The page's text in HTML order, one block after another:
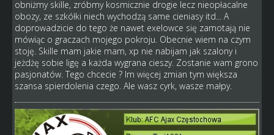
obniżmy skille, zróbmy kosmicznie drogie lecz nieopłacalne
obozy, ze szkółki niech wychodzą same cieniasy itd... A
doprowadzicie do tego że nawet exelowce się zamotają nie
mówiąc o graczach mojego pokroju. Obecnie wiem na czym
stoję. Skille mam jakie mam, xp nie nabijam jak szalony i
jeżdżę sobie ligę a każda wygrana cieszy. Zostanie wam grono
pasjonatów. Tego chcecie ? Im więcej zmian tym większa
szansa spierdolenia czego. Ale wasz cyrk, wasze małpy.